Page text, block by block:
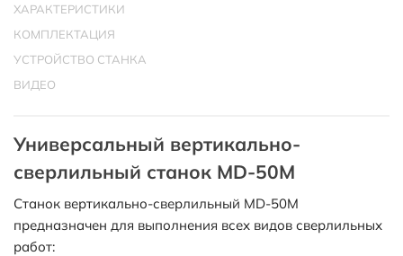
ХАРАКТЕРИСТИКИ
КОМПЛЕКТАЦИЯ
УСТРОЙСТВО СТАНКА
ВИДЕО
Универсальный вертикально-
сверлильный станок MD-50M
Станок вертикально-сверлильный MD-50M
предназначен для выполнения всех видов сверлильных
работ: